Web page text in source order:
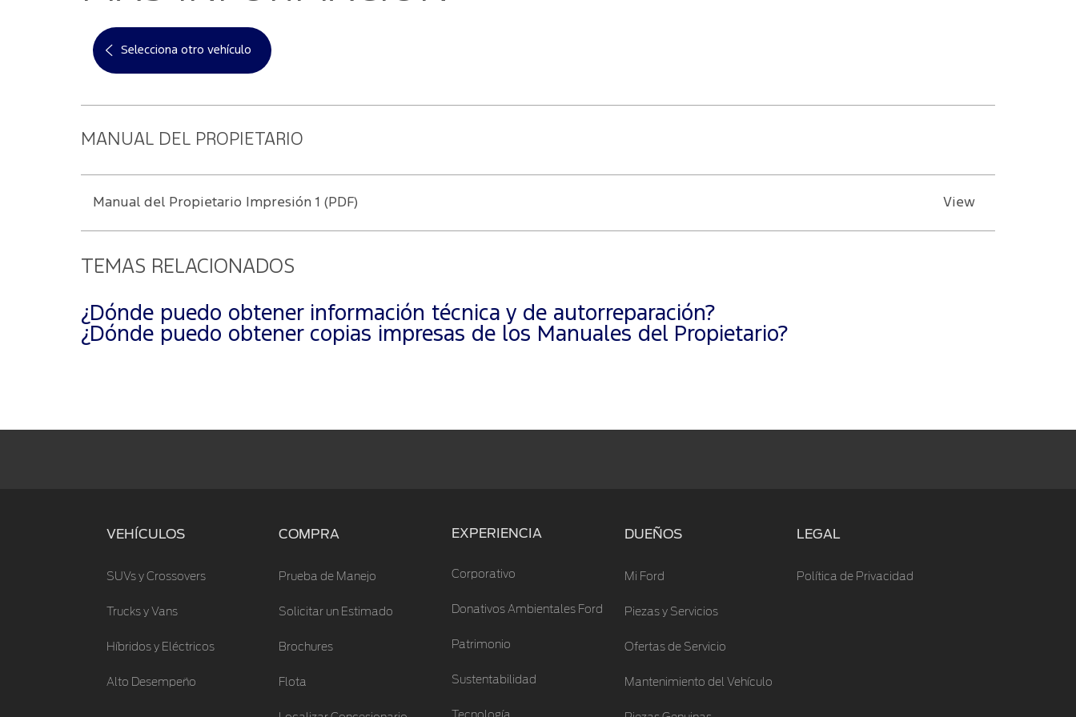
Selecciona otro vehículo
MANUAL DEL PROPIETARIO
Manual del Propietario Impresión 1 (PDF) View
TEMAS RELACIONADOS
¿Dónde puedo obtener información técnica y de autorreparación?
¿Dónde puedo obtener copias impresas de los Manuales del Propietario?
VEHÍCULOS
SUVs y Crossovers
Trucks y Vans
Híbridos y Eléctricos
Alto Desempeño
COMPRA
Prueba de Manejo
Solicitar un Estimado
Brochures
Flota
EXPERIENCIA
Corporativo
Donativos Ambientales Ford
Patrimonio
Sustentabilidad
DUEÑOS
Mi Ford
Piezas y Servicios
Ofertas de Servicio
Mantenimiento del Vehículo
LEGAL
Política de Privacidad